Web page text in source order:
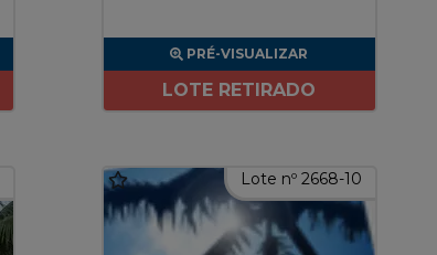
PRÉ-VISUALIZAR
LOTE RETIRADO
Lote nº 2668-10